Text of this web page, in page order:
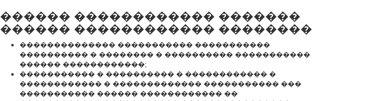
������ ������������ �������
������ ������������ ��������
�������������� ����������� �����������
���������� � �������� � ���������� �����������
������ ������������;
����������� � ���������� � ������������ �
������������ � ������������� ����������� ���
����������� ������ ������������ ��